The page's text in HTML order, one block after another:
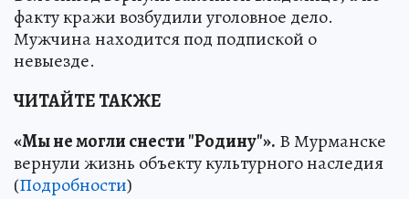
факту кражи возбудили уголовное дело.
Мужчина находится под подпиской о
невыезде.
ЧИТАЙТЕ ТАКЖЕ
«Мы не могли снести "Родину"». В Мурманске
вернули жизнь объекту культурного наследия
(Подробности)